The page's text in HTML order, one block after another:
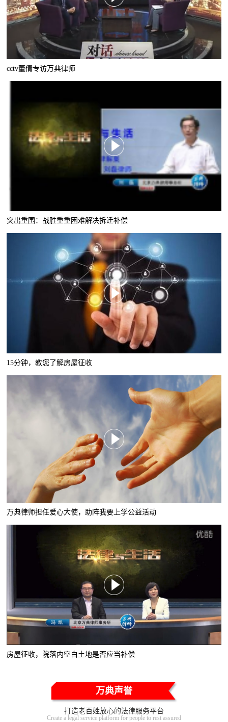
cctv董倩专访万典律师
突出重围：战胜重重困难解决拆迁补偿
15分钟，教您了解房屋征收
万典律师担任爱心大使，助阵我要上学公益活动
房屋征收，院落内空白土地是否应当补偿
万典声誉
打造老百姓放心的法律服务平台
Create a legal service platform for people to rest assured